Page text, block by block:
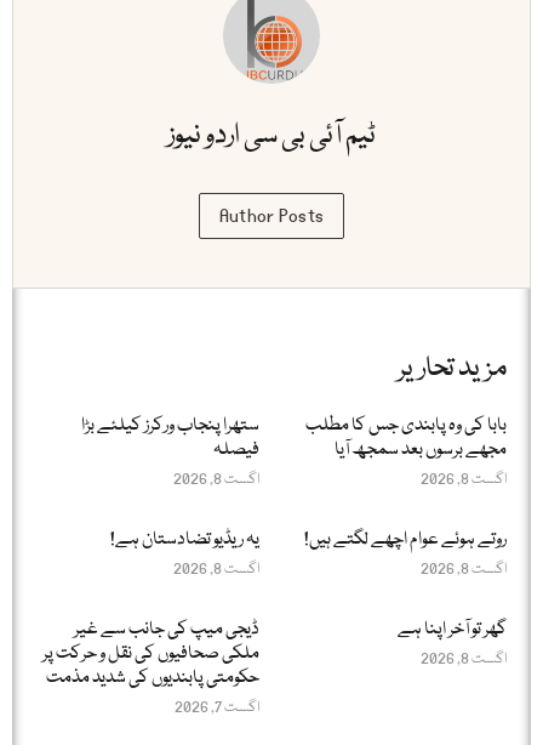
ٹیم آئی بی سی اردو نیوز
Author Posts
مزید تحاریر
بابا کی وہ پابندی جس کا مطلب
مجھے برسوں بعد سمجھ آیا
اگست 8, 2026
ستھرا پنجاب ورکرز کیلئے بڑا
فیصلہ
اگست 8, 2026
روتے ہوئے عوام اچھے لگتے ہیں!
اگست 8, 2026
یہ ریڈیو تضادستان ہے!
اگست 8, 2026
گھر تو آخر اپنا ہے
اگست 8, 2026
ڈیجی میپ کی جانب سے غیر
ملکی صحافیوں کی نقل و حرکت پر
حکومتی پابندیوں کی شدید مذمت
اگست 7, 2026